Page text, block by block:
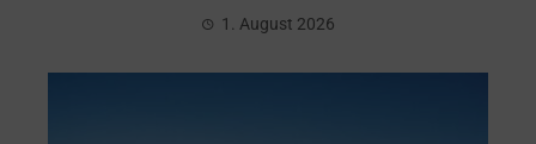
1. August 2026